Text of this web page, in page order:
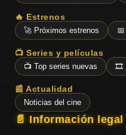
🔥 Estrenos
🚀 Próximos estrenos
📺 Series y películas
📺 Top series nuevas 🎞️
📰 Actualidad
Noticias del cine
📄 Información legal